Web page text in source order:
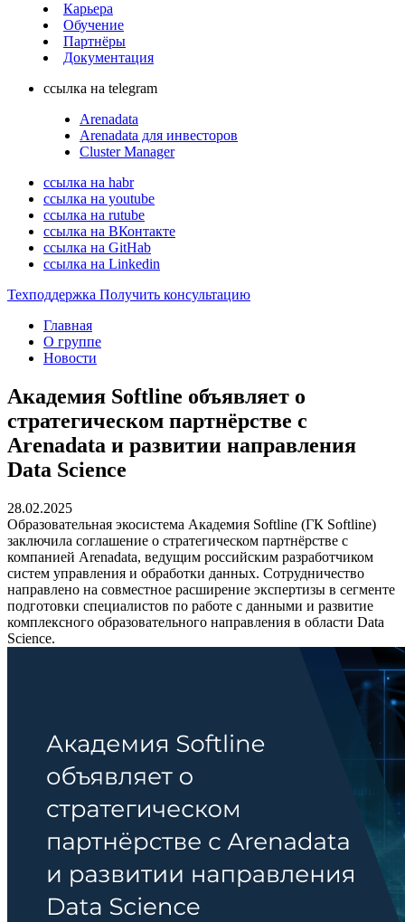
Карьера
Обучение
Партнёры
Документация
ссылка на telegram
Arenadata
Arenadata для инвесторов
Cluster Manager
ссылка на habr
ссылка на youtube
ссылка на rutube
ссылка на ВКонтакте
ссылка на GitHab
ссылка на Linkedin
Техподдержка Получить консультацию
Главная
О группе
Новости
Академия Softline объявляет о
стратегическом партнёрстве с
Arenadata и развитии направления
Data Science
28.02.2025
Образовательная экосистема Академия Softline (ГК Softline)
заключила соглашение о стратегическом партнёрстве с
компанией Arenadata, ведущим российским разработчиком
систем управления и обработки данных. Сотрудничество
направлено на совместное расширение экспертизы в сегменте
подготовки специалистов по работе с данными и развитие
комплексного образовательного направления в области Data
Science.